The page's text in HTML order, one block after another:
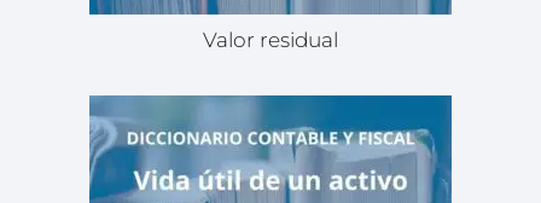
Valor residual